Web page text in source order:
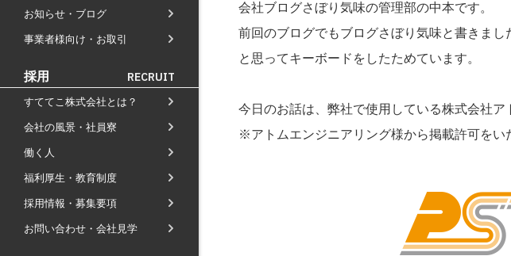
地域向け学生服販売
お知らせ・ブログ お知らせ
メディア掲載
受賞歴
社長ブログ
事業者様向け・お取引
採用 RECRUIT
すててこ株式会社とは？ AIで見るすててこ
受賞で見るすててこ
会社の風景・社員寮 会社内の風景
働く人
福利厚生・教育制度
採用情報・募集要項
お問い合わせ・会社見学
会社ブログさぼり気味の管理部の中本です。
前回のブログでもブログさぼり気味と書きま
と思ってキーボードをしたためています。
今日のお話は、弊社で使用している株式会社
※アトムエンジニアリング様から掲載許可をい